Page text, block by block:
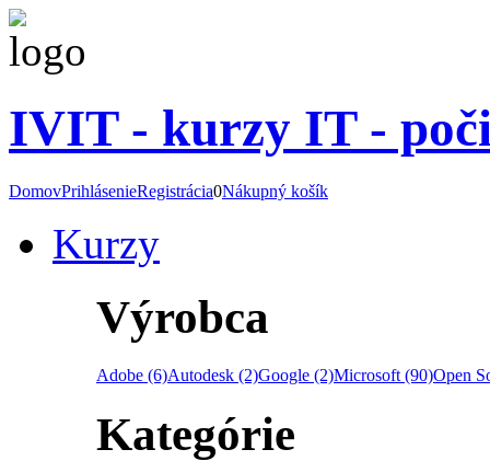
IVIT - kurzy IT -
DomovPrihlásenieRegistrácia0Nákupný košík
Kurzy
Výrobca
Adobe (6)Autodesk (2)Google (2)Microsoft (90)Open
Kategórie